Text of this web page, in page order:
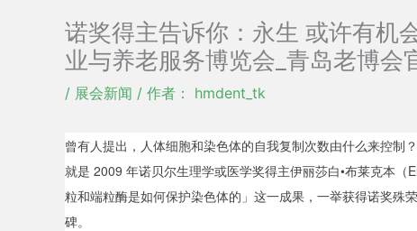
诺奖得主告诉你：永生 或许有机
业与养老服务博览会_青岛老博会
/ 展会新闻 / 作者： hmdent_tk
曾有人提出，人体细胞和染色体的自我复制次数由什么来控制
就是 2009 年诺贝尔生理学或医学奖得主伊丽莎白•布莱克本
粒和端粒酶是如何保护染色体的」这一成果，一举获得诺奖殊
碑。